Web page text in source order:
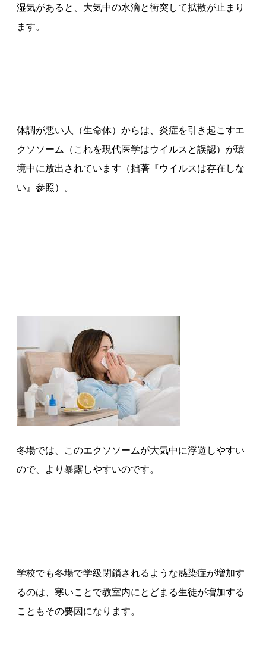
湿気があると、大気中の水滴と衝突して拡散が止まり
ます。
体調が悪い人（生命体）からは、炎症を引き起こすエ
クソソーム（これを現代医学はウイルスと誤認）が環
境中に放出されています（拙著『ウイルスは存在しな
い』参照）。
冬場では、このエクソソームが大気中に浮遊しやすい
ので、より暴露しやすいのです。
学校でも冬場で学級閉鎖されるような感染症が増加す
るのは、寒いことで教室内にとどまる生徒が増加する
こともその要因になります。